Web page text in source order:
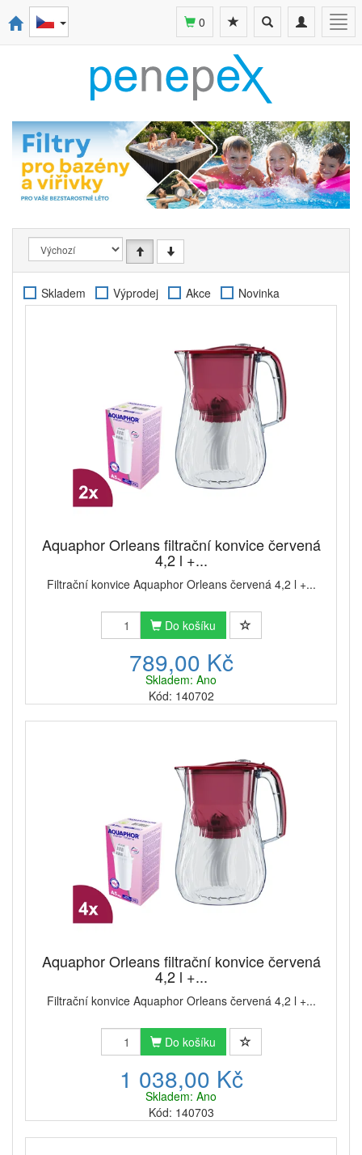
Toggle
navigation
Toggle
search
0
Skladem Výprodej Akce Novinka
Aquaphor Orleans filtrační konvice červená
4,2 l +...
Filtrační konvice Aquaphor Orleans červená 4,2 l +...
Do košíku
789,00 Kč
Skladem: Ano
Kód: 140702
Aquaphor Orleans filtrační konvice červená
4,2 l +...
Filtrační konvice Aquaphor Orleans červená 4,2 l +...
Do košíku
1 038,00 Kč
Skladem: Ano
Kód: 140703